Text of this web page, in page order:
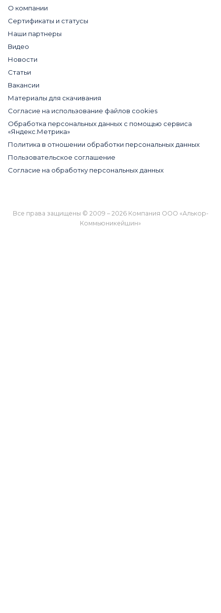
О компании
Сертификаты и статусы
Наши партнеры
Видео
Новости
Статьи
Вакансии
Материалы для скачивания
Cогласие на использование файлов cookies
Обработка персональных данных с помощью сервиса
«Яндекс.Метрика»
Политика в отношении обработки персональных данных
Пользовательское соглашение
Согласие на обработку персональных данных
Все права защищены © 2009 – 2026 Компания ООО «Алькор-
Коммьюникейшин»